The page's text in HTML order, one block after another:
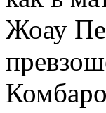
Жоау